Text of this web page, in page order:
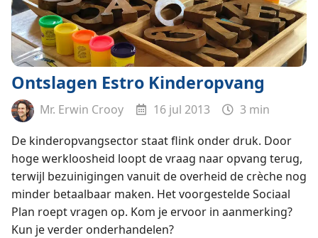
Ontslagen Estro Kinderopvang
Mr. Erwin Crooy 16 jul 2013
3 min
De kinderopvangsector staat flink onder druk. Door
hoge werkloosheid loopt de vraag naar opvang terug,
terwijl bezuinigingen vanuit de overheid de crèche nog
minder betaalbaar maken. Het voorgestelde Sociaal
Plan roept vragen op. Kom je ervoor in aanmerking?
Kun je verder onderhandelen?